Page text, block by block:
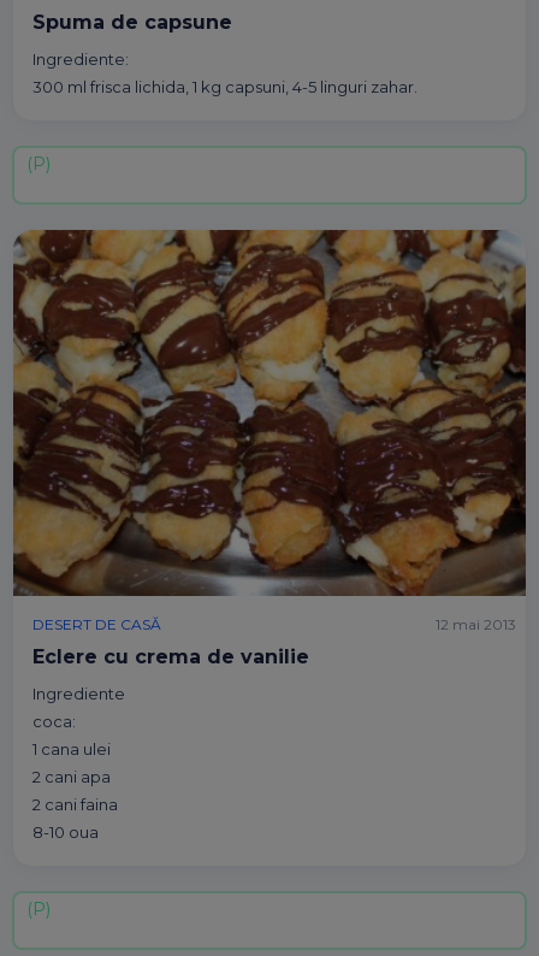
Spuma de capsune
Ingrediente:
300 ml frisca lichida, 1 kg capsuni, 4-5 linguri zahar.
DESERT DE CASĂ
Eclere cu crema de vanilie
Ingrediente
coca:
1 cana ulei
2 cani apa
2 cani faina
8-10 oua
12 mai 2013